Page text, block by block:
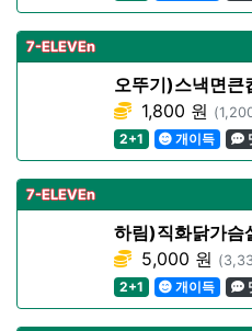
7-ELEVEn
오뚜기)스낵면큰
1,800 원
2+1
개이득
7-ELEVEn
하림)직화닭가
5,000 원
2+1
개이득